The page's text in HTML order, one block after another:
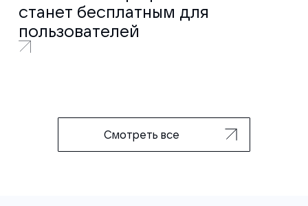
станет бесплатным для
пользователей
Смотреть все